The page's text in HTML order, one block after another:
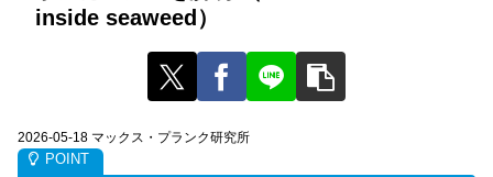
inside seaweed）
2026-05-18 マックス・プランク研究所